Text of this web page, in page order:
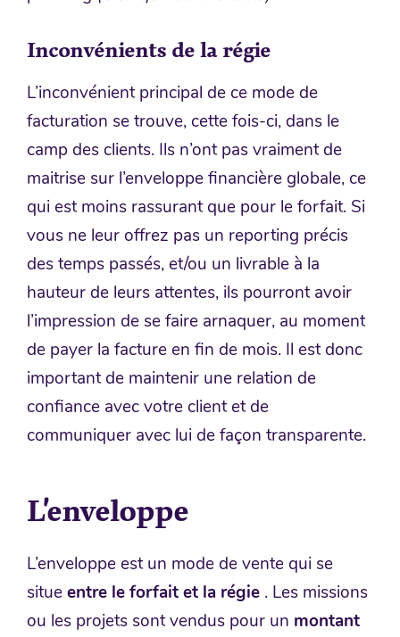
Inconvénients de la régie
L’inconvénient principal de ce mode de
facturation se trouve, cette fois-ci, dans le
camp des clients. Ils n’ont pas vraiment de
maitrise sur l’enveloppe financière globale, ce
qui est moins rassurant que pour le forfait. Si
vous ne leur offrez pas un reporting précis
des temps passés, et/ou un livrable à la
hauteur de leurs attentes, ils pourront avoir
l’impression de se faire arnaquer, au moment
de payer la facture en fin de mois. Il est donc
important de maintenir une relation de
confiance avec votre client et de
communiquer avec lui de façon transparente.
L’enveloppe
L’enveloppe est un mode de vente qui se
situeentre le forfait et la régie . Les missions
ou les projets sont vendus pour un montant